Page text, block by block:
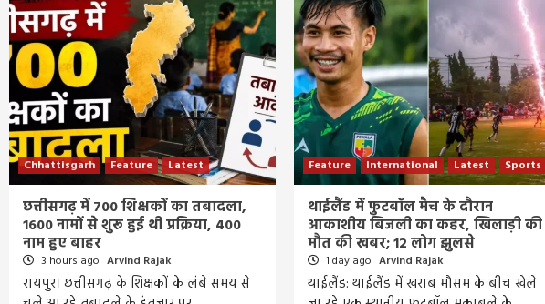
Chhattisgarh Feature Latest
छत्तीसगढ़ में 700 शिक्षकों का तबादला,
1600 नामों से शुरू हुई थी प्रक्रिया, 400
नाम हुए बाहर
3 hours ago Arvind Rajak
रायपुर। छत्तीसगढ़ के शिक्षकों के लंबे समय से
Feature International Latest Sports
थाईलैंड में फुटबॉल मैच के दौरान
आकाशीय बिजली का कहर, खिलाड़ी की
मौत की खबर; 12 लोग झुलसे
1 day ago Arvind Rajak
थाईलैंड: थाईलैंड में खराब मौसम के बीच खेले